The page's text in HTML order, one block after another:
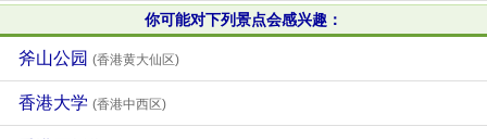
你可能对下列景点会感兴趣：
斧山公园 (香港黄大仙区)
香港大学 (香港中西区)